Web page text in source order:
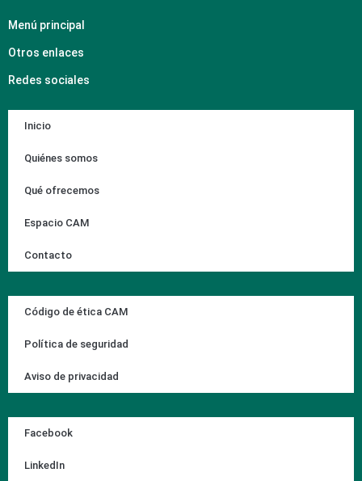
Menú principal
Otros enlaces
Redes sociales
Inicio
Quiénes somos
Qué ofrecemos
Espacio CAM
Contacto
Código de ética CAM
Política de seguridad
Aviso de privacidad
Facebook
LinkedIn